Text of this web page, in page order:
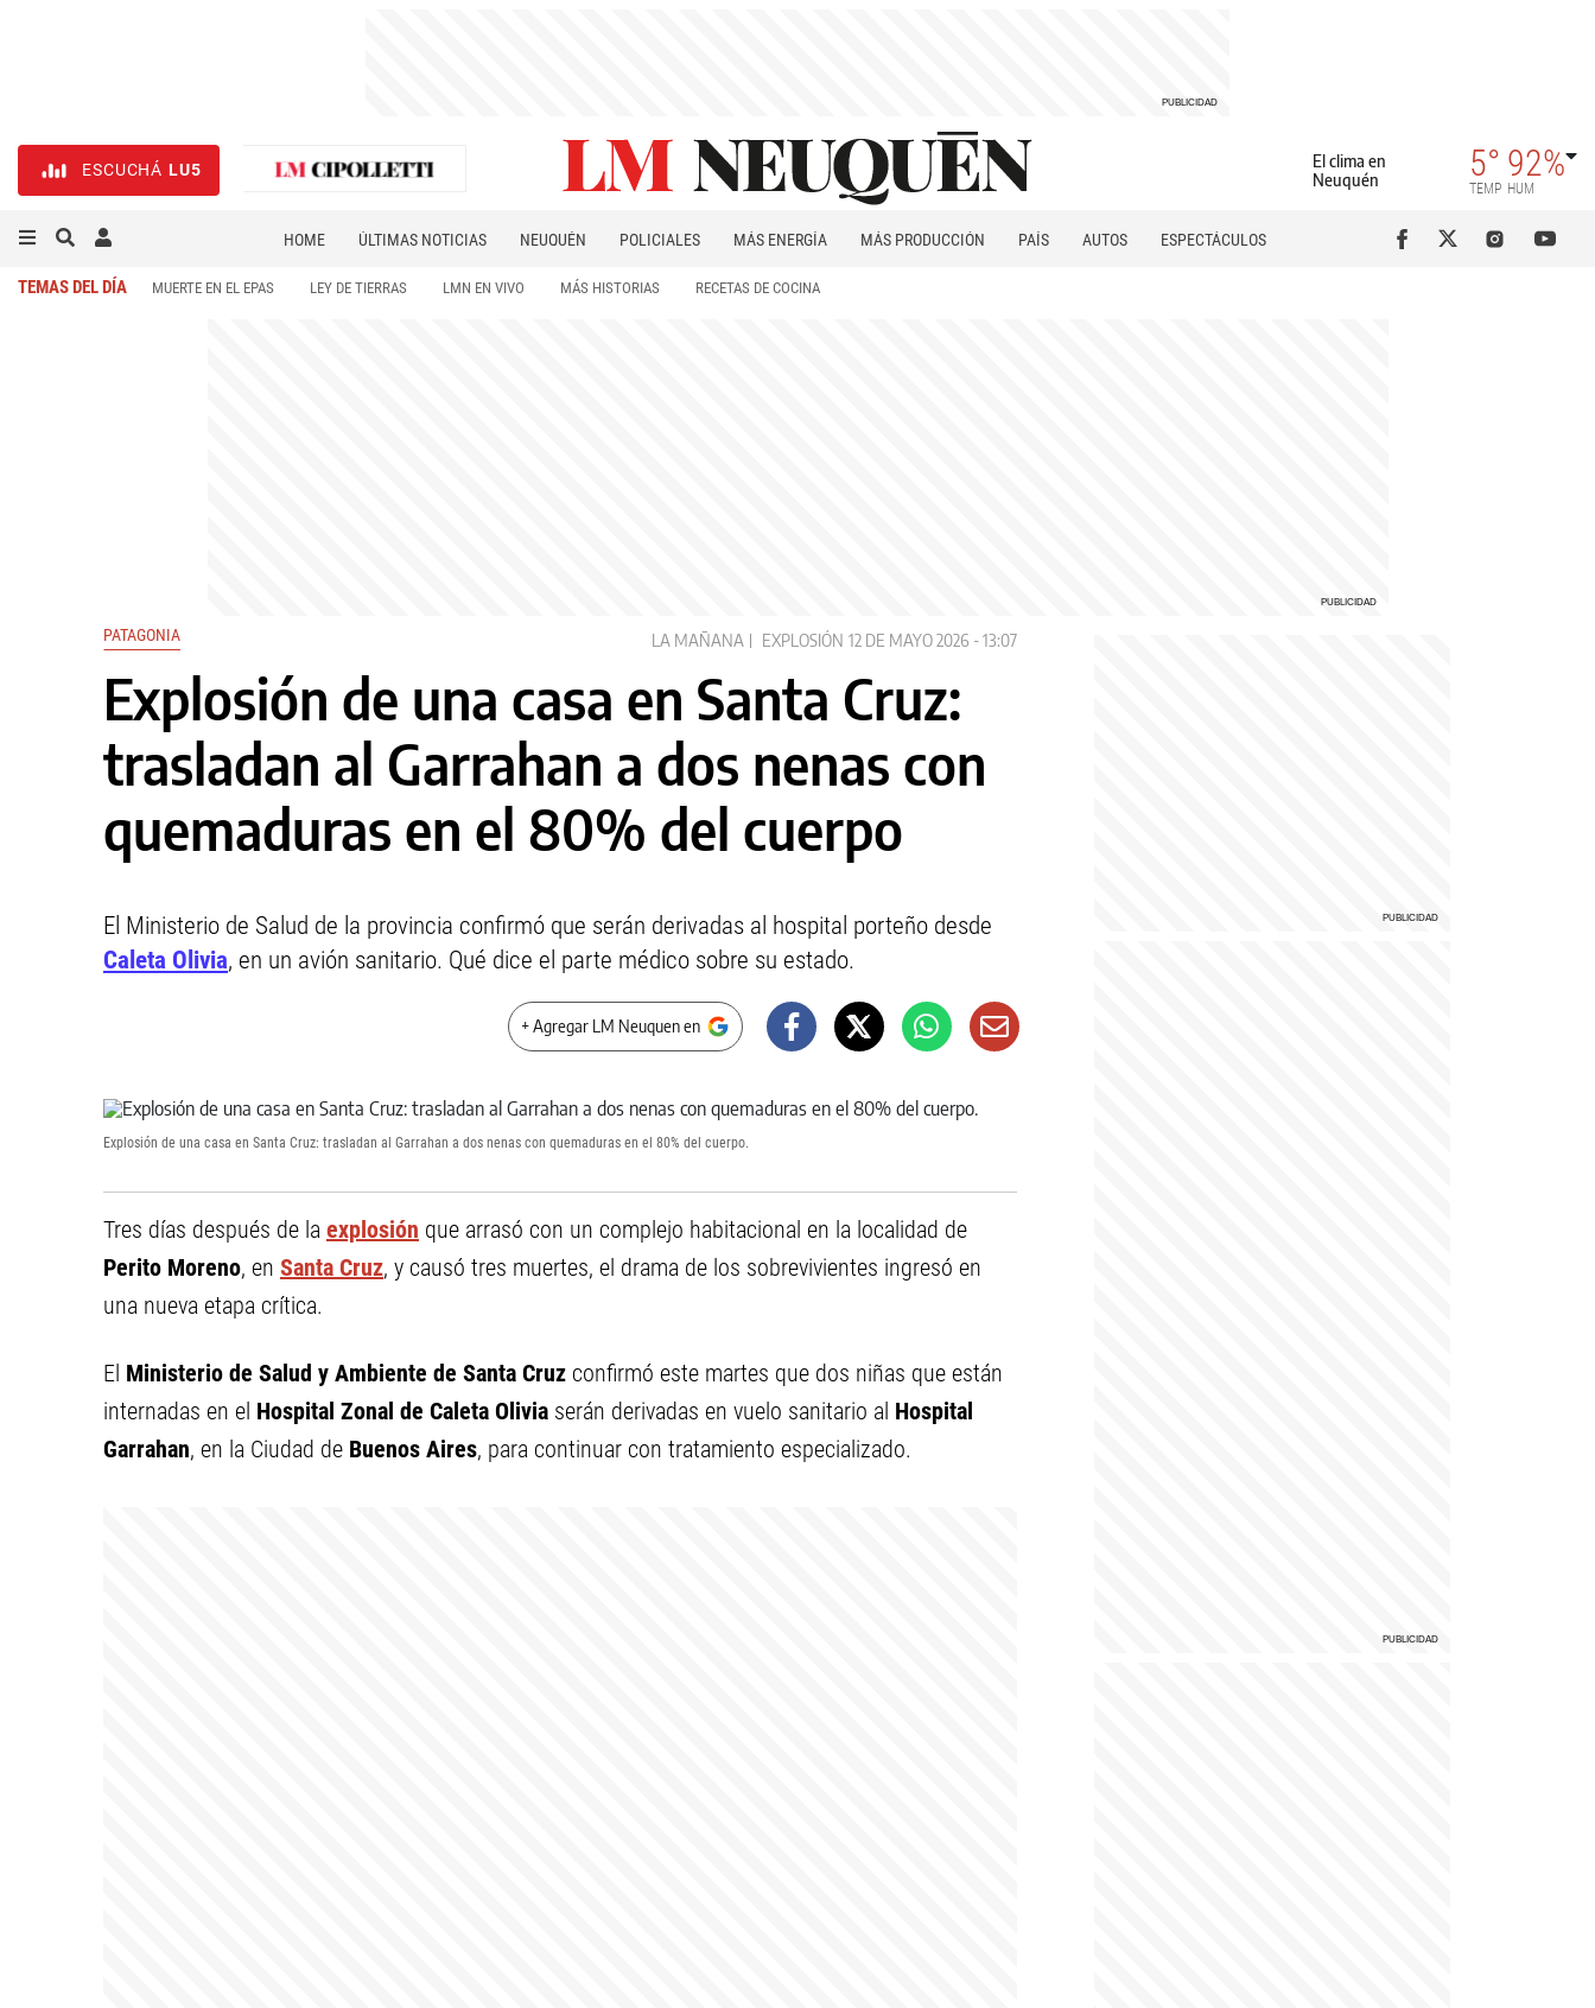
ESCUCHÁ LU5
El clima en
Neuquén
5°
TEMP
92%
HUM
HOME ÚLTIMAS NOTICIAS NEUQUÉN POLICIALES MÁS ENERGÍA MÁS PRODUCCIÓN PAÍS AUTOS
ESPECTÁCULOS
TEMAS DEL DÍA MUERTE EN EL EPAS LEY DE TIERRAS LMN EN VIVO MÁS HISTORIAS RECETAS DE COCINA
PATAGONIA LA MAÑANA EXPLOSIÓN 12 DE MAYO 2026 - 13:07
Explosión de una casa en Santa Cruz:
trasladan al Garrahan a dos nenas con
quemaduras en el 80% del cuerpo
El Ministerio de Salud de la provincia confirmó que serán derivadas al hospital porteño desde
Caleta Olivia, en un avión sanitario. Qué dice el parte médico sobre su estado.
+ Agregar LM Neuquen en
Explosión de una casa en Santa Cruz: trasladan al Garrahan a dos nenas con quemaduras en el 80% del cuerpo.
Tres días después de la explosión que arrasó con un complejo habitacional en la localidad de
Perito Moreno, en Santa Cruz, y causó tres muertes, el drama de los sobrevivientes ingresó en
una nueva etapa crítica.
El Ministerio de Salud y Ambiente de Santa Cruz confirmó este martes que dos niñas que están
internadas en el Hospital Zonal de Caleta Olivia serán derivadas en vuelo sanitario al Hospital
Garrahan, en la Ciudad de Buenos Aires, para continuar con tratamiento especializado.